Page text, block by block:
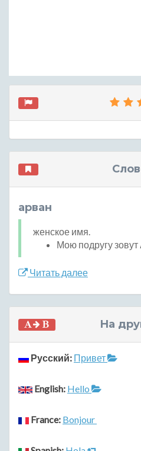
арван
женское имя.
Мою подругу зовут
Читать далее
На
Русский: Привет
English: Hello
France: Bonjour